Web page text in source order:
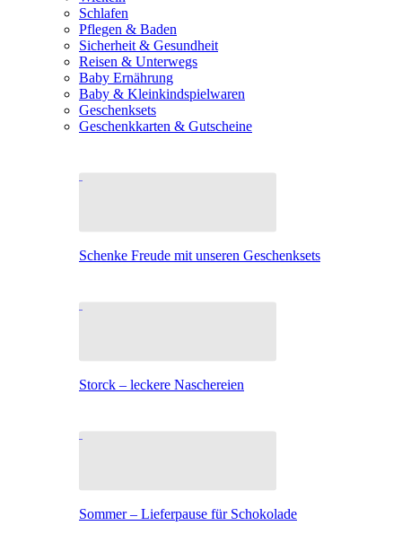
Schlafen
Pflegen & Baden
Sicherheit & Gesundheit
Reisen & Unterwegs
Baby Ernährung
Baby & Kleinkindspielwaren
Geschenksets
Geschenkkarten & Gutscheine
Schenke Freude mit unseren Geschenksets
Storck – leckere Naschereien
Sommer – Lieferpause für Schokolade